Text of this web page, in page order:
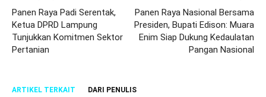
Panen Raya Padi Serentak,
Ketua DPRD Lampung
Tunjukkan Komitmen Sektor
Pertanian
Panen Raya Nasional Bersama
Presiden, Bupati Edison: Muara
Enim Siap Dukung Kedaulatan
Pangan Nasional
ARTIKEL TERKAIT DARI PENULIS